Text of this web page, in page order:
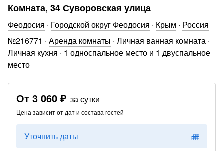
Комната, 34 Суворовская улица
Феодосия · Городской округ Феодосия · Крым · Россия
№216771 · Аренда комнаты · Личная ванная комната ·
Личная кухня · 1 односпальное место и 1 двуспальное
место
От 3 060 ₽ за сутки
Цена зависит от дат и состава гостей
Уточнить даты